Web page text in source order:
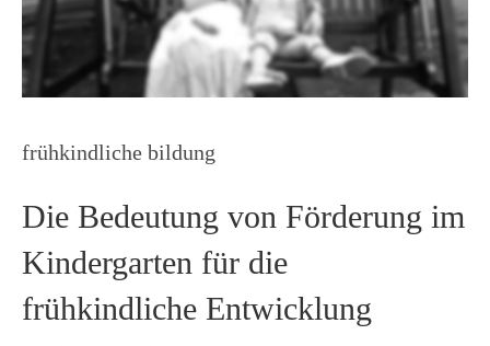
frühkindliche bildung
Die Bedeutung von Förderung im
Kindergarten für die
frühkindliche Entwicklung